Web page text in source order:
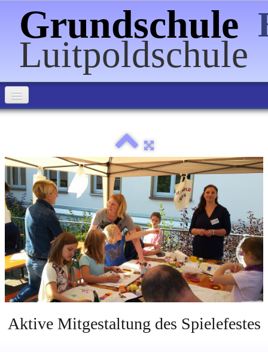
Grundschule
Luitpoldschule
Home
Informationen
Förderverein
Veranstaltungen
Schulpartnerschaften
Bilder▼
Aktive Mitgestaltung des Spielefestes